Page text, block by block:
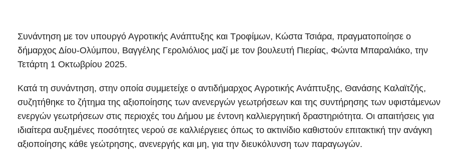
Συνάντηση με τον υπουργό Αγροτικής Ανάπτυξης και Τροφίμων, Κώστα Τσιάρα, πραγματοποίησε ο
δήμαρχος Δίου-Ολύμπου, Βαγγέλης Γερολιόλιος μαζί με τον βουλευτή Πιερίας, Φώντα Μπαραλιάκο, την
Τετάρτη 1 Οκτωβρίου 2025.
Κατά τη συνάντηση, στην οποία συμμετείχε ο αντιδήμαρχος Αγροτικής Ανάπτυξης, Θανάσης Καλαϊτζής,
συζητήθηκε το ζήτημα της αξιοποίησης των ανενεργών γεωτρήσεων και της συντήρησης των υφιστάμενων
ενεργών γεωτρήσεων στις περιοχές του Δήμου με έντονη καλλιεργητική δραστηριότητα. Οι απαιτήσεις για
ιδιαίτερα αυξημένες ποσότητες νερού σε καλλιέργειες όπως το ακτινίδιο καθιστούν επιτακτική την ανάγκη
αξιοποίησης κάθε γεώτρησης, ανενεργής και μη, για την διευκόλυνση των παραγωγών.